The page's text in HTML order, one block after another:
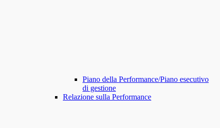
Piano della Performance/Piano esecutivo
di gestione
Relazione sulla Performance